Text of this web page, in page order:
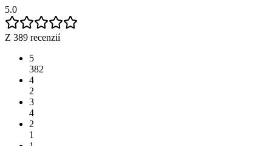
5.0
Z 389 recenzií
5
382
4
2
3
4
2
1